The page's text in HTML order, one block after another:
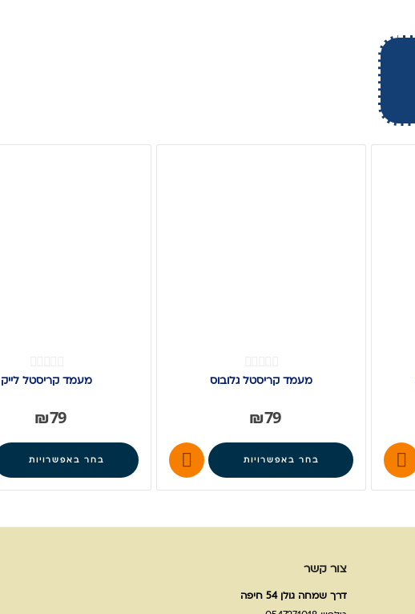

מעמד קריסטל גלובוס
₪79
בחר באפשרויות 
מעמד קריסטל לייק
₪79
בחר באפשרויות
צור קשר
דרך שמחה גולן 54 חיפה